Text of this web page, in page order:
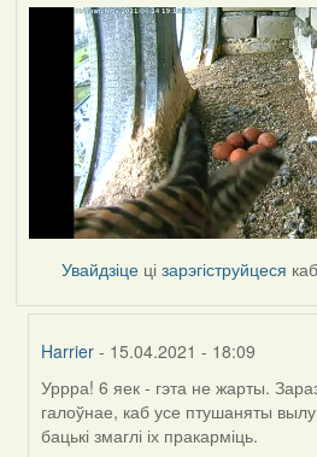
Увайдзіце цізарэгіструйцеся
Harrier - 15.04.2021 - 18:09
In
reply
to
Уррра! 6 яек - гэта не жарты.
галоўнае, каб усе птушаняты
бацькі змаглі іх пракарміць.